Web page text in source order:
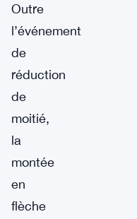
Outre
l’événement
de
réduction
de
moitié,
la
montée
en
flèche